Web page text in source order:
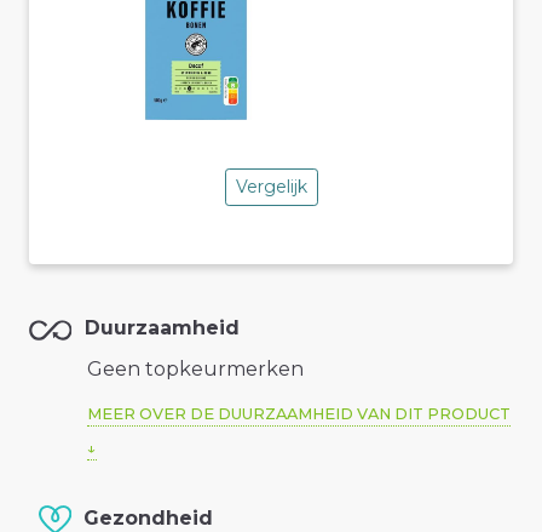
Vergelijk
Duurzaamheid
Geen topkeurmerken
MEER OVER DE DUURZAAMHEID VAN DIT PRODUCT
Gezondheid